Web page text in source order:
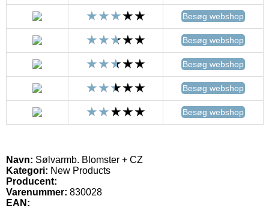
Besøg webshop
Besøg webshop
Besøg webshop
Besøg webshop
Besøg webshop
Navn: Sølvarmb. Blomster + CZ
Kategori: New Products
Producent:
Varenummer: 830028
EAN: